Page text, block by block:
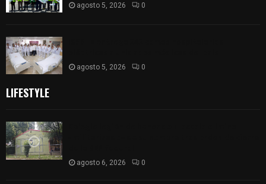
agosto 5, 2026 0
agosto 5, 2026 0
LIFESTYLE
agosto 6, 2026 0